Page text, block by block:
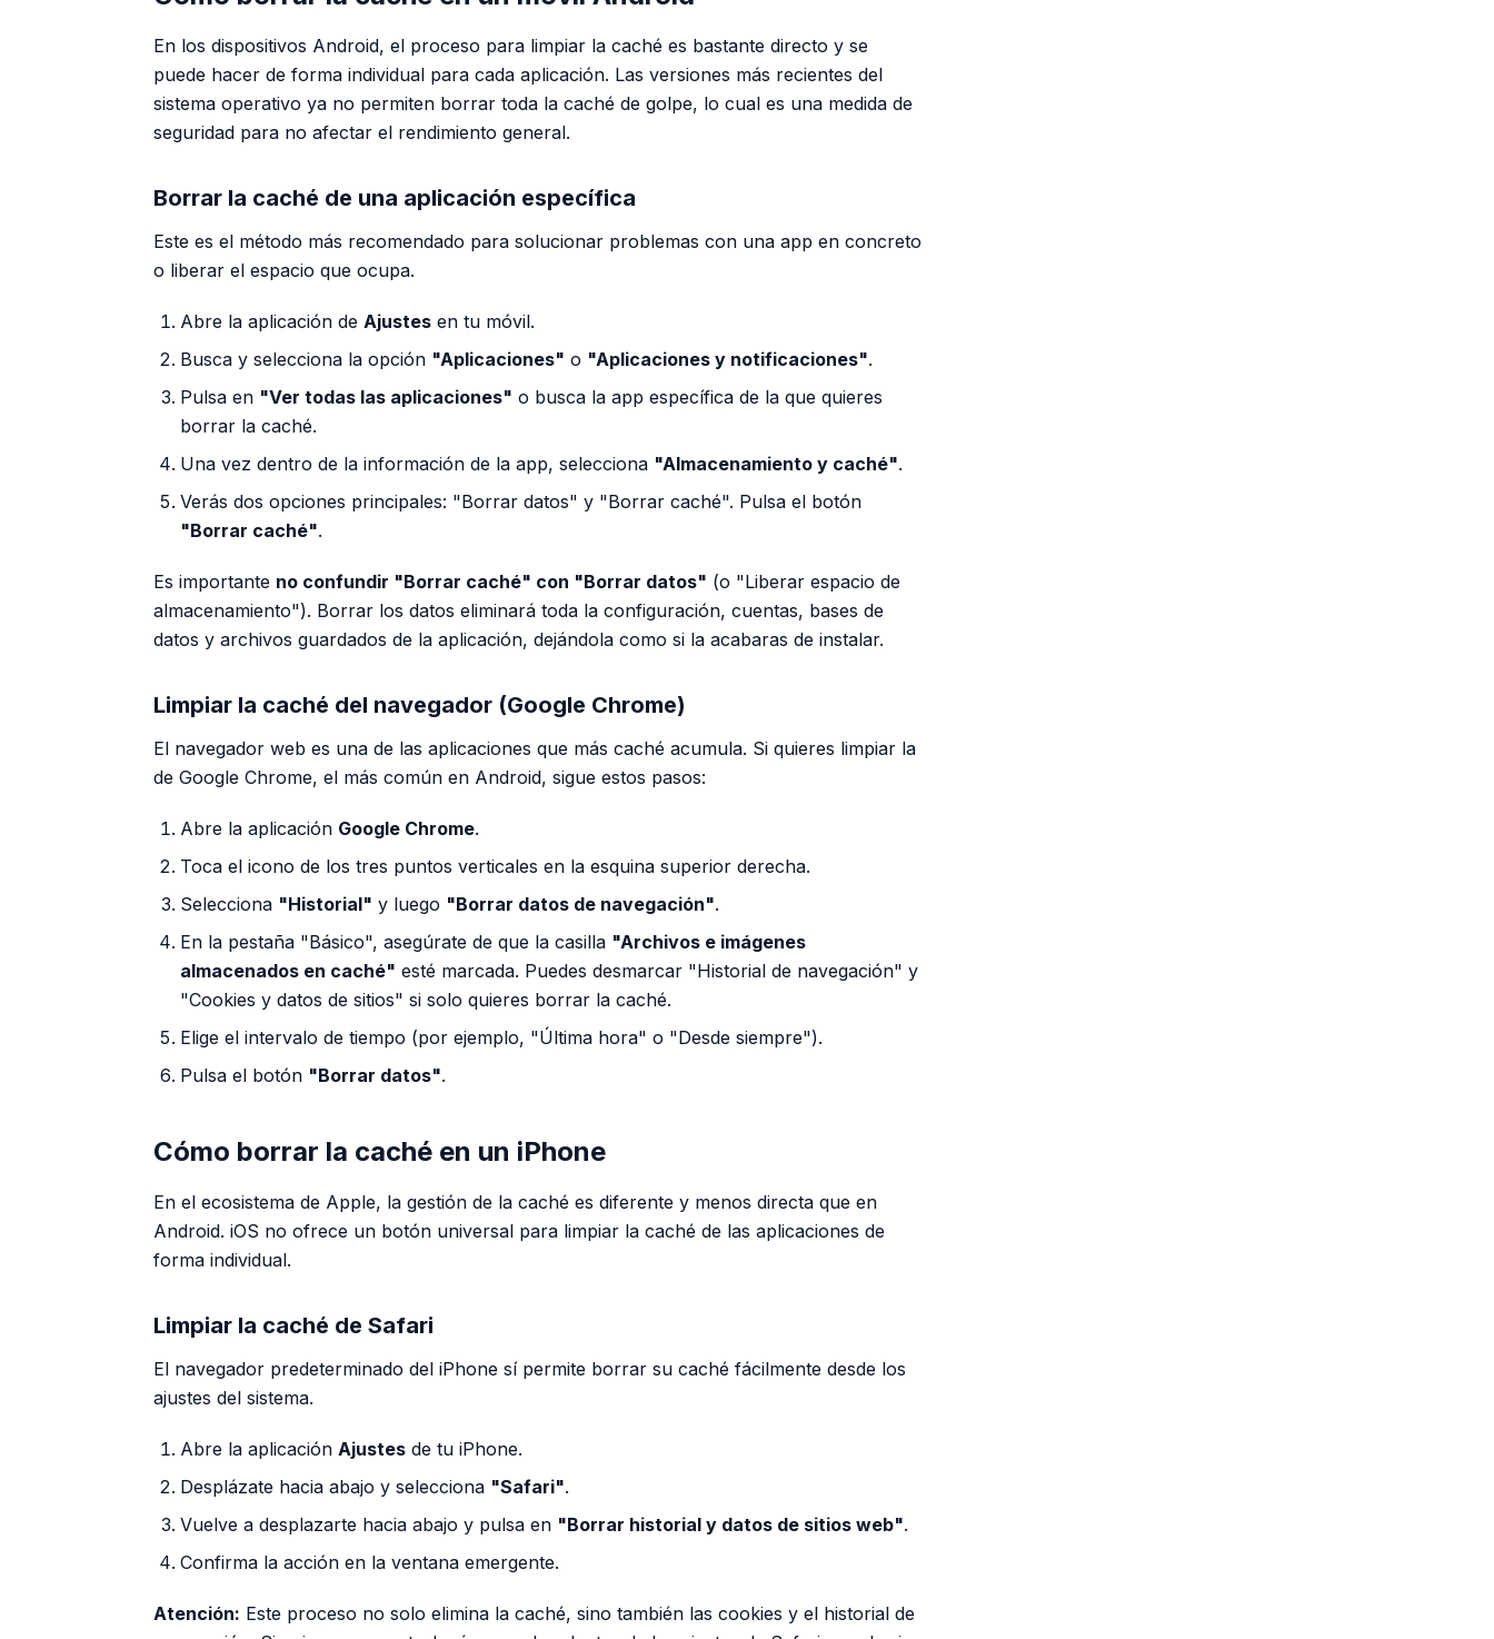
En los dispositivos Android, el proceso para limpiar la caché es bastante directo y se
puede hacer de forma individual para cada aplicación. Las versiones más recientes del
sistema operativo ya no permiten borrar toda la caché de golpe, lo cual es una medida de
seguridad para no afectar el rendimiento general.
Borrar la caché de una aplicación específica
Este es el método más recomendado para solucionar problemas con una app en concreto
o liberar el espacio que ocupa.
Abre la aplicación de Ajustes en tu móvil.
Busca y selecciona la opción "Aplicaciones" o "Aplicaciones y notificaciones".
Pulsa en "Ver todas las aplicaciones" o busca la app específica de la que quieres
borrar la caché.
Una vez dentro de la información de la app, selecciona "Almacenamiento y caché".
Verás dos opciones principales: "Borrar datos" y "Borrar caché". Pulsa el botón
"Borrar caché".
Es importante no confundir "Borrar caché" con "Borrar datos" (o "Liberar espacio de
almacenamiento"). Borrar los datos eliminará toda la configuración, cuentas, bases de
datos y archivos guardados de la aplicación, dejándola como si la acabaras de instalar.
Limpiar la caché del navegador (Google Chrome)
El navegador web es una de las aplicaciones que más caché acumula. Si quieres limpiar la
de Google Chrome, el más común en Android, sigue estos pasos:
Abre la aplicación Google Chrome.
Toca el icono de los tres puntos verticales en la esquina superior derecha.
Selecciona "Historial" y luego "Borrar datos de navegación".
En la pestaña "Básico", asegúrate de que la casilla "Archivos e imágenes
almacenados en caché" esté marcada. Puedes desmarcar "Historial de navegación" y
"Cookies y datos de sitios" si solo quieres borrar la caché.
Elige el intervalo de tiempo (por ejemplo, "Última hora" o "Desde siempre").
Pulsa el botón "Borrar datos".
Cómo borrar la caché en un iPhone
En el ecosistema de Apple, la gestión de la caché es diferente y menos directa que en
Android. iOS no ofrece un botón universal para limpiar la caché de las aplicaciones de
forma individual.
Limpiar la caché de Safari
El navegador predeterminado del iPhone sí permite borrar su caché fácilmente desde los
ajustes del sistema.
Abre la aplicación Ajustes de tu iPhone.
Desplázate hacia abajo y selecciona "Safari".
Vuelve a desplazarte hacia abajo y pulsa en "Borrar historial y datos de sitios web".
Confirma la acción en la ventana emergente.
Atención: Este proceso no solo elimina la caché, sino también las cookies y el historial de